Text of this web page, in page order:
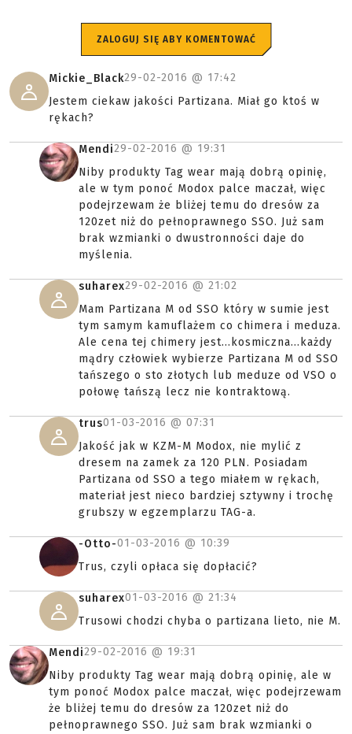
ZALOGUJ SIĘ ABY KOMENTOWAĆ
Mickie_Black29-02-2016 @ 17:42
Jestem ciekaw jakości Partizana. Miał go ktoś w
rękach?
Mendi29-02-2016 @ 19:31
Niby produkty Tag wear mają dobrą opinię,
ale w tym ponoć Modox palce maczał, więc
podejrzewam że bliżej temu do dresów za
120zet niż do pełnoprawnego SSO. Już sam
brak wzmianki o dwustronności daje do
myślenia.
suharex29-02-2016 @ 21:02
Mam Partizana M od SSO który w sumie jest
tym samym kamuflażem co chimera i meduza.
Ale cena tej chimery jest...kosmiczna...każdy
mądry człowiek wybierze Partizana M od SSO
tańszego o sto złotych lub meduze od VSO o
połowę tańszą lecz nie kontraktową.
trus01-03-2016 @ 07:31
Jakość jak w KZM-M Modox, nie mylić z
dresem na zamek za 120 PLN. Posiadam
Partizana od SSO a tego miałem w rękach,
materiał jest nieco bardziej sztywny i trochę
grubszy w egzemplarzu TAG-a.
-Otto-01-03-2016 @ 10:39
Trus, czyli opłaca się dopłacić?
suharex01-03-2016 @ 21:34
Trusowi chodzi chyba o partizana lieto, nie M.
Mendi29-02-2016 @ 19:31
Niby produkty Tag wear mają dobrą opinię, ale w
tym ponoć Modox palce maczał, więc podejrzewam
że bliżej temu do dresów za 120zet niż do
pełnoprawnego SSO. Już sam brak wzmianki o